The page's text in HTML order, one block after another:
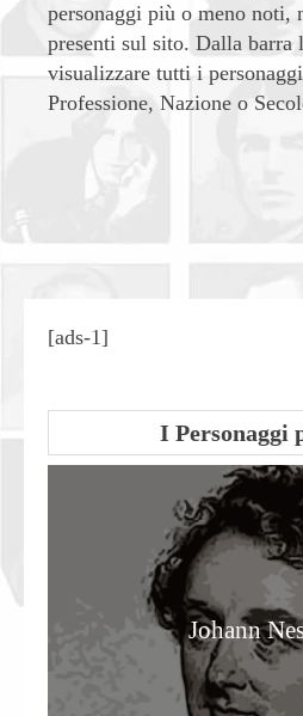
personaggi più o meno noti,
presenti sul sito. Dalla
visualizzare tutti i
Professione, Nazione o
[ads-1]
I Personaggi
Johann